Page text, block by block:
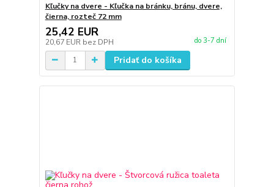
Kľučky na dvere - Kľučka na bránku, bránu, dvere,
čierna, rozteč 72 mm
25,42 EUR
20,67 EUR bez DPH do 3-7 dní
Pridať do košíka